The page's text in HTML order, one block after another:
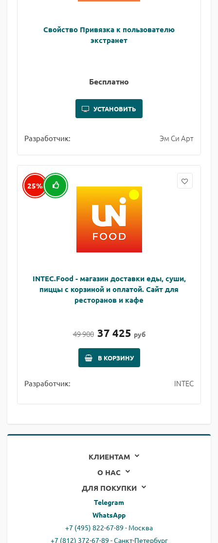
Свойство Привязка к пользователю
экстранет
Бесплатно
УСТАНОВИТЬ
Разработчик: Эм Си Арт
25%
INTEC.Food - магазин доставки еды, суши,
пиццы с корзиной и оплатой. Сайт для
ресторанов и кафе
49 900 37 425 руб
В КОРЗИНУ
Разработчик: INTEC
КЛИЕНТАМ
О НАС
ДЛЯ ПОКУПКИ
Telegram
WhatsApp
+7 (495) 822-67-89 - Москва
+7 (812) 372-67-89 - Санкт-Петербург